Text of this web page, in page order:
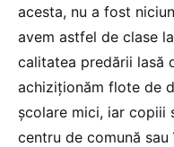
acesta, nu a fost
avem astfel de clase
calitatea predării lasă
achiziționăm flote de
școlare mici, iar copiii
centru de comună